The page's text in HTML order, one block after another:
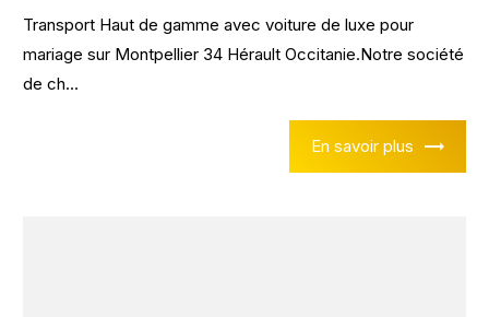
Transport Haut de gamme avec voiture de luxe pour
mariage sur Montpellier 34 Hérault Occitanie.Notre société
de ch...
En savoir plus